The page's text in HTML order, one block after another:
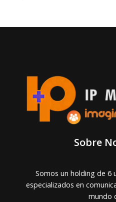
Sobre
Somos un holding de 6
especializados en
mundo